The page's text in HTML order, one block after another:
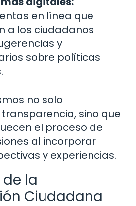
en línea que
a los ciudadanos
y
sobre políticas
no solo
sino que
el proceso de
al incorporar
y experiencias.
la
Ciudadana